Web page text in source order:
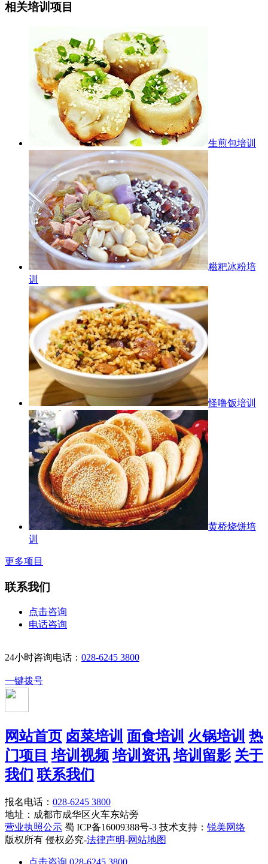
相关培训项目
生煎包培训
糍粑冰粉培
训
怪噜饭培训
黄桥烧饼培
训
更多项目
联系我们
点击咨询
电话咨询
24小时咨询电话： 028-6245 3800
一键拨号
网站首页 卤菜培训 面食培训 火锅培训 热
门项目 培训视频 培训资讯 培训留影 关于
我们 联系我们
报名电话： 028-6245 3800
地址：成都市成华区火车东站旁
营业执照公示 蜀 ICP备16009388号-3 技术支持： 锐美网络
版权所有 侵权必究-法律声明-网站地图
点击咨询 028-6245 3800